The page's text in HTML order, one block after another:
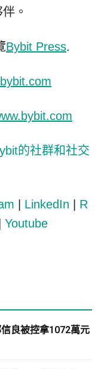
。
Bybit Press.
的社群和社交
LinkedIn
R
Youtube
良被控拿1072萬元